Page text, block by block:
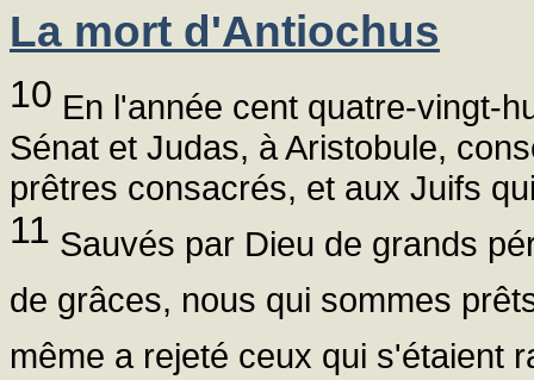
La mort d'Antiochus
10 En l'année cent quatre-vingt-
Sénat et Judas, à Aristobule,
prêtres consacrés, et aux Juifs
11 Sauvés par Dieu de grands
de grâces, nous qui sommes
même a rejeté ceux qui s'étaient